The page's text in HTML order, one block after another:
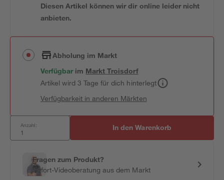
Diesen Artikel können wir dir online leider nicht
anbieten.
Abholung im Markt
Verfügbar im MarktTroisdorf
Artikel wird 3 Tage für dich hinterlegt
Verfügbarkeit in anderen Märkten
Anzahl: In den Warenkorb
Fragen zum Produkt?
Sofort-Videoberatung aus dem Markt